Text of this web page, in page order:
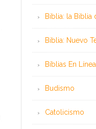
Biblia: la Biblia
Biblia: Nuevo
Bíblias En Línea
Budismo
Catolicismo